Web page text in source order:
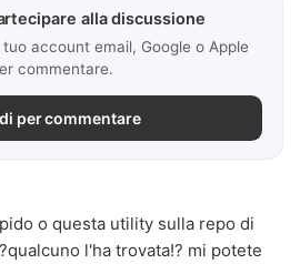
alla discussione
account email, Google o Apple
commentare.
per commentare
o questa utility sulla repo di
l'ha trovata!? mi potete